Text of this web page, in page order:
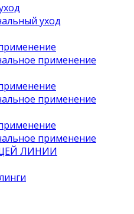
уход
применение
применение
применение
ЛИНИИ